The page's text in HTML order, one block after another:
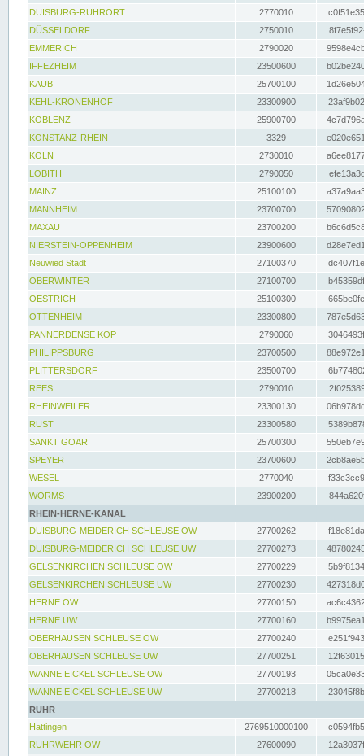
DUISBURG-RUHRORT
2770010
DÜSSELDORF
2750010
EMMERICH
2790020
IFFEZHEIM
23500600
KAUB
25700100
KEHL-KRONENHOF
23300900
KOBLENZ
25900700
KONSTANZ-RHEIN
3329
KÖLN
2730010
LOBITH
2790050
MAINZ
25100100
MANNHEIM
23700700
MAXAU
23700200
NIERSTEIN-OPPENHEIM
23900600
Neuwied Stadt
27100370
OBERWINTER
27100700
OESTRICH
25100300
OTTENHEIM
23300800
PANNERDENSE KOP
2790060
PHILIPPSBURG
23700500
PLITTERSDORF
23500700
REES
2790010
RHEINWEILER
23300130
RUST
23300580
SANKT GOAR
25700300
SPEYER
23700600
WESEL
2770040
WORMS
23900200
RHEIN-HERNE-KANAL
DUISBURG-MEIDERICH SCHLEUSE OW
27700262
DUISBURG-MEIDERICH SCHLEUSE UW
27700273
GELSENKIRCHEN SCHLEUSE OW
27700229
GELSENKIRCHEN SCHLEUSE UW
27700230
HERNE OW
27700150
HERNE UW
27700160
OBERHAUSEN SCHLEUSE OW
27700240
OBERHAUSEN SCHLEUSE UW
27700251
WANNE EICKEL SCHLEUSE OW
27700193
WANNE EICKEL SCHLEUSE UW
27700218
RUHR
Hattingen
2769510000100
RUHRWEHR OW
27600090